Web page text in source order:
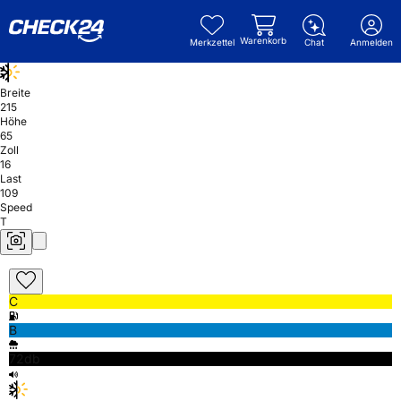
Merkzettel Warenkorb Chat Anmelden
Breite
215
Höhe
65
Zoll
16
Last
109
Speed
T
C
B
72db